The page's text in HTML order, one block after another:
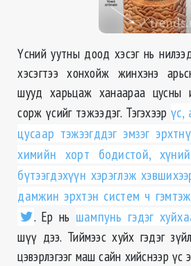
Үсний уутны доод хэсэг нь
хэсэгтээ хонхойж жинхэнэ
шууд харьцаж ханаараа цусны
сорж үсийг тэжээдэг. Тэгэхээрүс,
цусаар тэжээгддэг эмзэг
химийн хорт бодистой,
бүтээгдэхүүн хэрэглэж
дамжин эрхтэн систем ч
. Ер нь шампунь гэдэг
шүү дээ. Тиймээс хуйх гэдэг
цэвэрлэгээг маш сайн хийснээр үс